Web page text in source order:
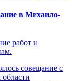
в Михаило-
работ и